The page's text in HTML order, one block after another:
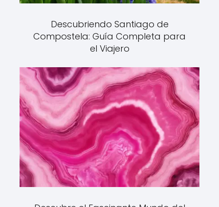
Descubriendo Santiago de
Compostela: Guía Completa para
el Viajero